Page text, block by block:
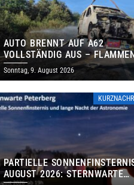
AUTO BRENNT AUF A62
VOLLSTÄNDIG AUS –
GREIFEN AUF BÖSCHUNG ÜBER
Sonntag, 9. August 2026
PARTIELLE
AUGUST 2026: STERNWARTE